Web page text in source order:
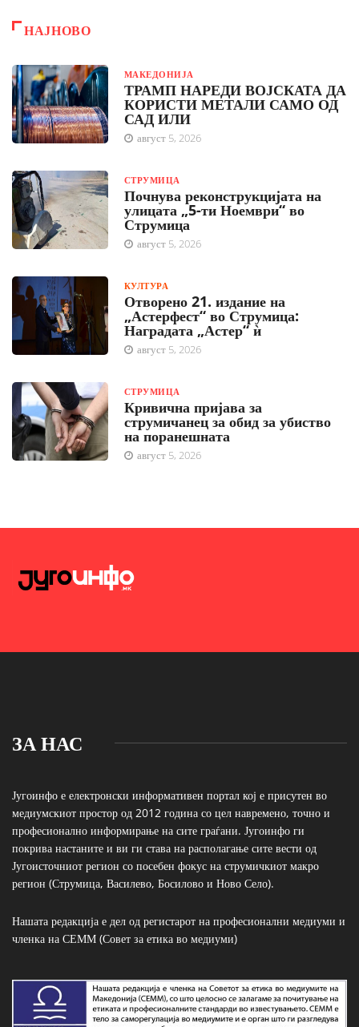
НАЈНОВО
МАКЕДОНИЈА
ТРАМП НАРЕДИ ВОЈСКАТА ДА
КОРИСТИ МЕТАЛИ САМО ОД
САД ИЛИ
август 5, 2026
СТРУМИЦА
Почнува реконструкцијата на
улицата „5-ти Ноември“ во
Струмица
август 5, 2026
КУЛТУРА
Отворено 21. издание на
„Астерфест“ во Струмица:
Наградата „Астер“ ѝ
август 5, 2026
СТРУМИЦА
Кривична пријава за
струмичанец за обид за убиство
на поранешната
август 5, 2026
ЗА НАС
Југоинфо е електронски информативен портал кој е присутен во
медиумскиот простор од 2012 година со цел навремено, точно и
професионално информирање на сите граѓани. Југоинфо ги
покрива настаните и ви ги става на располагање сите вести од
Југоисточниот регион со посебен фокус на струмичкиот макро
регион (Струмица, Василево, Босилово и Ново Село).
Нашата редакција е дел од регистарот на професионални медиуми и
членка на СЕММ (Совет за етика во медиуми)